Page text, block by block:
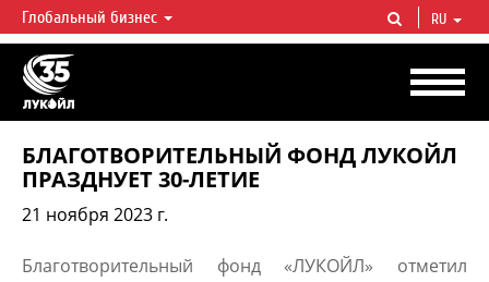
ЛУКОЙЛ СЕГОДНЯ
ЛУКОЙЛ — одна из крупнейших вертикально интегрированных
нефтегазовых компаний в мире, на долю которой приходится более 2%
мировой добычи нефти и около 1% доказанных запасов углеводородов.
Глобальный бизнес RU
БЛАГОТВОРИТЕЛЬНЫЙ ФОНД ЛУКОЙЛ
ПРАЗДНУЕТ 30-ЛЕТИЕ
21 ноября 2023 г.
Благотворительный фонд «ЛУКОЙЛ» отметил